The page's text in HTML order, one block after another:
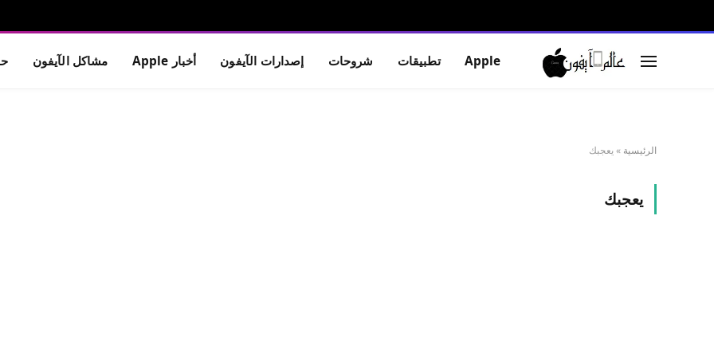
Apple تطبيقات شروحات إصدارات الآيفون أخبار Apple مشاكل الآيفون
الرئيسية »يعجبك
يعجبك